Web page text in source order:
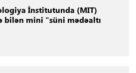
İnstitutunda (MIT)
bilən mini "süni mədəaltı